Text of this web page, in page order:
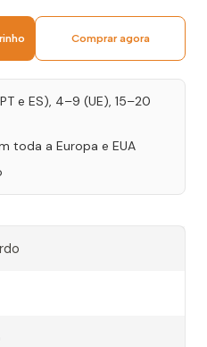
Comprar agora
e ES), 4–9 (UE), 15–20
toda a Europa e EUA